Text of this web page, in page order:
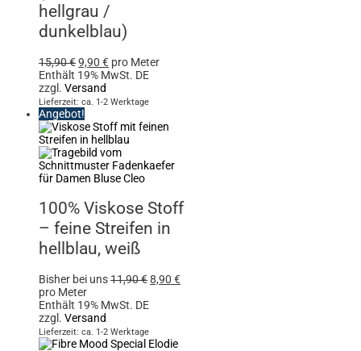
hellgrau /
dunkelblau)
15,90€9,90 € pro Meter
Enthält 19% MwSt. DE
zzgl. Versand
Lieferzeit: ca. 1-2 Werktage
Angebot!
100% Viskose Stoff
– feine Streifen in
hellblau, weiß
Bisher bei uns11,90€8,90 €
pro Meter
Enthält 19% MwSt. DE
zzgl. Versand
Lieferzeit: ca. 1-2 Werktage